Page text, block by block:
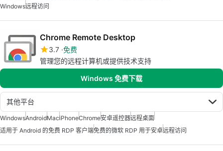
Windows远程访问
Chrome Remote Desktop
3.7 免费
管理您的远程计算机或提供技术支持
Windows 免费下载
其他平台
WindowsAndroidMaciPhoneChrome安卓遥控器远程桌面
适用于 Android 的免费 RDP 客户端免费的微软 RDP 用于安卓远程访问